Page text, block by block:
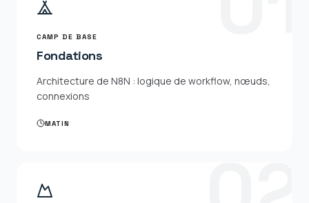
CAMP DE BASE
Fondations
Architecture de N8N : logique de workflow, nœuds,
connexions
MATIN